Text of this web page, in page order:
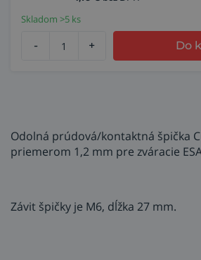
Skladom >5 ks
- + Do
Odolná prúdová/kontaktná špička
priemerom 1,2 mm pre zváracie
Závit špičky je M6, dĺžka 27 mm.